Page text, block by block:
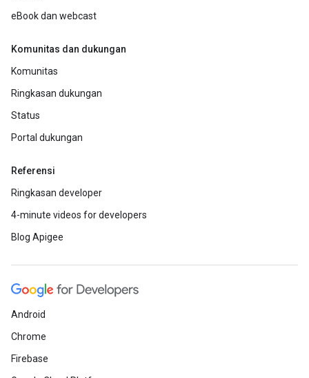
eBook dan webcast
Komunitas dan dukungan
Komunitas
Ringkasan dukungan
Status
Portal dukungan
Referensi
Ringkasan developer
4-minute videos for developers
Blog Apigee
Android
Chrome
Firebase